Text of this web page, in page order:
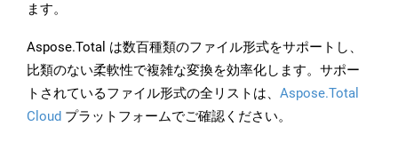
ます。
Aspose.Total は数百種類のファイル形式をサポートし、
比類のない柔軟性で複雑な変換を効率化します。サポー
トされているファイル形式の全リストは、 Aspose.Total
Cloud プラットフォームでご確認ください。